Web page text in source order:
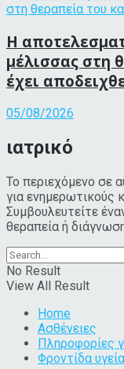
Η
μέλισσας στη
έχει
05/08/2026
ιατρικό
Το περιεχόμενο σε
για ενημερωτικούς
Συμβουλευτείτε
θεραπεία ή
No Result
View All Result
Home
Ασθένειες
Πληροφορίες
Φροντίδα